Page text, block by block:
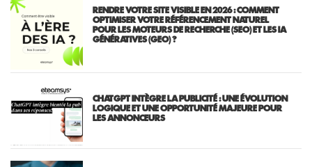
RENDRE VOTRE SITE VISIBLE EN 2026 : COMMENT
OPTIMISER VOTRE RÉFÉRENCEMENT NATUREL
POUR LES MOTEURS DE RECHERCHE (SEO) ET LES IA
GÉNÉRATIVES (GEO) ?
CHATGPT INTÈGRE LA PUBLICITÉ : UNE ÉVOLUTION
LOGIQUE ET UNE OPPORTUNITÉ MAJEURE POUR
LES ANNONCEURS